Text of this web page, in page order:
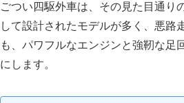
ごつい四駆外車は、その見た目通り
して設計されたモデルが多く、悪路
も、パワフルなエンジンと強靭な足
にします。